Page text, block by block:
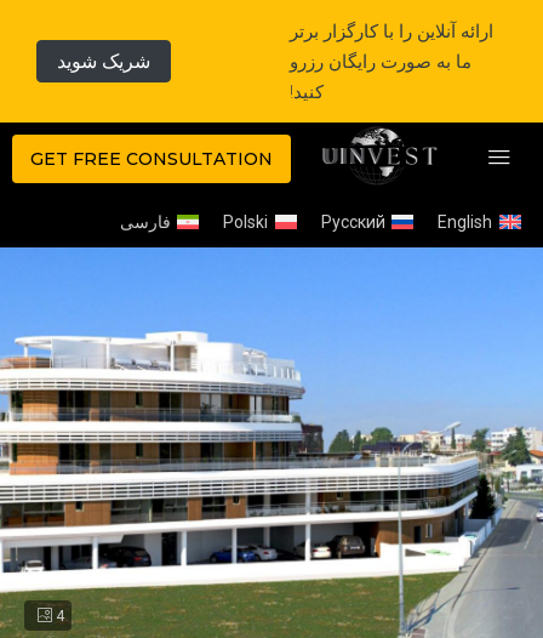
ارائه آنلاین را با کارگزار برتر
ما به صورت رایگان رزرو
کنید!
شریک شوید
GET FREE CONSULTATION
English
Русский
Polski فارسی
4